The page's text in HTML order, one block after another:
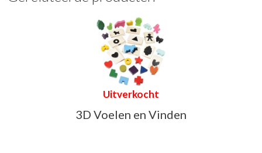
Uitverkocht
3D Voelen en Vinden